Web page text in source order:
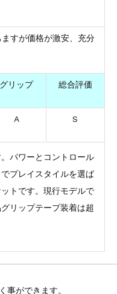
すが価格が激安、充分
グリップ 総合評価
A S
パワーとコントロール
プレイスタイルを選ば
トです。現行モデルで
リップテープ装着は超
事ができます。